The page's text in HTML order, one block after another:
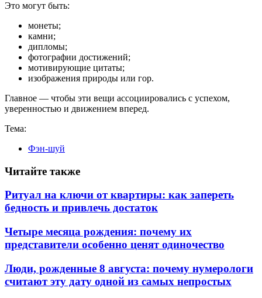
Это могут быть:
монеты;
камни;
дипломы;
фотографии достижений;
мотивирующие цитаты;
изображения природы или гор.
Главное — чтобы эти вещи ассоциировались с успехом,
уверенностью и движением вперед.
Тема:
Фэн-шуй
Читайте также
Ритуал на ключи от квартиры: как запереть
бедность и привлечь достаток
Четыре месяца рождения: почему их
представители особенно ценят одиночество
Люди, рожденные 8 августа: почему нумерологи
считают эту дату одной из самых непростых